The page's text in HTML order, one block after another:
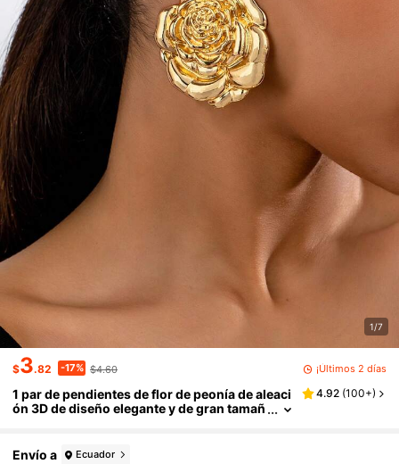
1/7
$3.82 -17% $4.60 ¡Últimos 2 días
1 par de pendientes de flor de peonía de aleaci
ón 3D de diseño elegante y de gran tamañ
4.92 (100+)
Envío a Ecuador